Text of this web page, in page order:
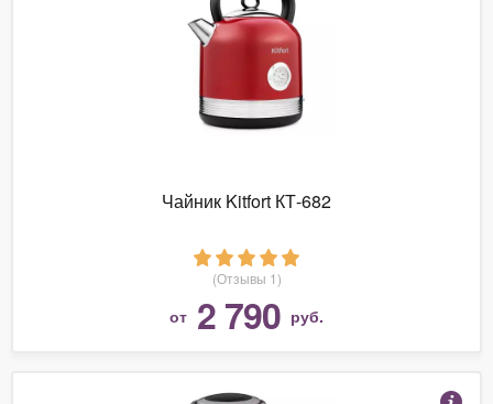
Чайник Kitfort КТ-682
(Отзывы 1)
от 2 790 руб.